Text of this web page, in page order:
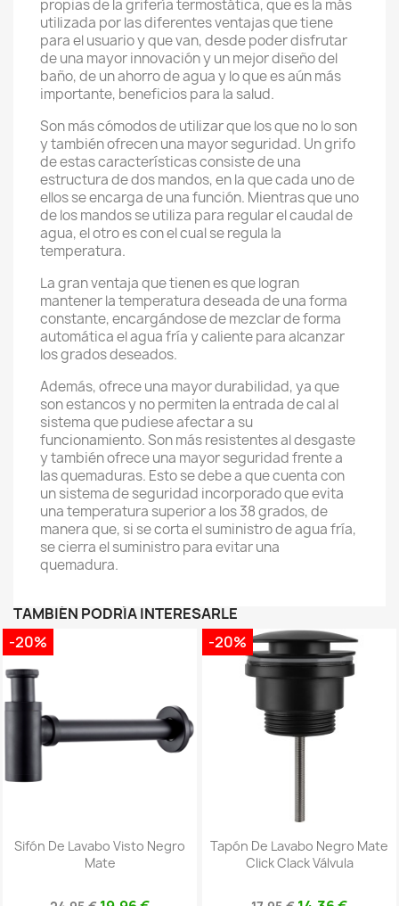
propias de la grifería termostática, que es la más
utilizada por las diferentes ventajas que tiene
para el usuario y que van, desde poder disfrutar
de una mayor innovación y un mejor diseño del
baño, de un ahorro de agua y lo que es aún más
importante, beneficios para la salud.
Son más cómodos de utilizar que los que no lo son
y también ofrecen una mayor seguridad. Un grifo
de estas características consiste de una
estructura de dos mandos, en la que cada uno de
ellos se encarga de una función. Mientras que uno
de los mandos se utiliza para regular el caudal de
agua, el otro es con el cual se regula la
temperatura.
La gran ventaja que tienen es que logran
mantener la temperatura deseada de una forma
constante, encargándose de mezclar de forma
automática el agua fría y caliente para alcanzar
los grados deseados.
Además, ofrece una mayor durabilidad, ya que
son estancos y no permiten la entrada de cal al
sistema que pudiese afectar a su
funcionamiento. Son más resistentes al desgaste
y también ofrece una mayor seguridad frente a
las quemaduras. Esto se debe a que cuenta con
un sistema de seguridad incorporado que evita
una temperatura superior a los 38 grados, de
manera que, si se corta el suministro de agua fría,
se cierra el suministro para evitar una
quemadura.
TAMBIÉN PODRÍA INTERESARLE
Sifón De Lavabo Visto Negro
Mate
-20%
Tapón De Lavabo Negro Mate
Click Clack Válvula
-20%